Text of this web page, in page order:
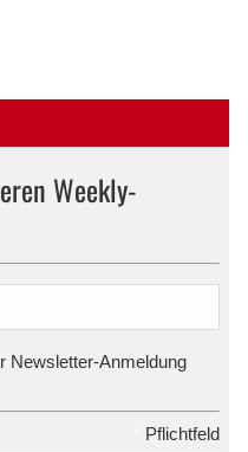
Weekly-
Newsletter-Anmeldung
Pflichtfeld